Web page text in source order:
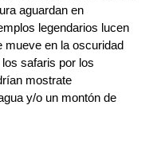
aguardan en
legendarios lucen
mueve en la oscuridad
safaris por los
mostrate
y/o un montón de